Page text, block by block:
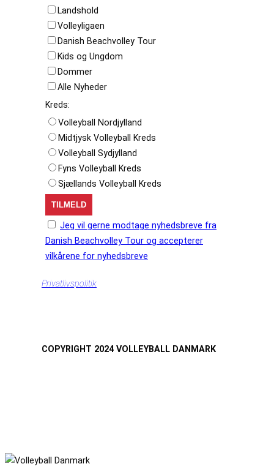
Landshold
Volleyligaen
Danish Beachvolley Tour
Kids og Ungdom
Dommer
Alle Nyheder
Kreds:
Volleyball Nordjylland
Midtjysk Volleyball Kreds
Volleyball Sydjylland
Fyns Volleyball Kreds
Sjællands Volleyball Kreds
Jeg vil gerne modtage nyhedsbreve fra
Danish Beachvolley Tour og accepterer
vilkårene for nyhedsbreve
Privatlivspolitik
COPYRIGHT 2024 VOLLEYBALL DANMARK